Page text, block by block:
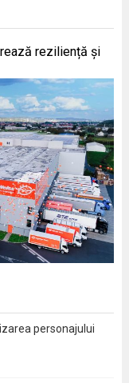
reziliență și
personajului